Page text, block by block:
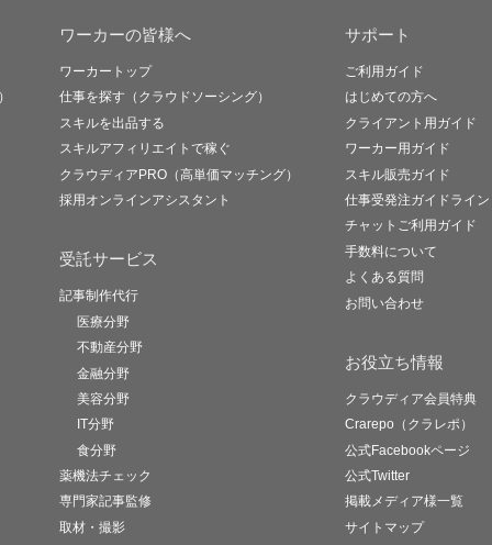
ワーカーの皆様へ
ワーカートップ
仕事を探す（クラウドソーシング）
スキルを出品する
スキルアフィリエイトで稼ぐ
クラウディアPRO（高単価マッチング）
採用オンラインアシスタント
受託サービス
記事制作代行
医療分野
不動産分野
金融分野
美容分野
IT分野
食分野
薬機法チェック
専門家記事監修
取材・撮影
サポート
ご利用ガイド
はじめての方へ
クライアント用ガイド
ワーカー用ガイド
スキル販売ガイド
仕事受発注ガイドライン
チャットご利用ガイド
手数料について
よくある質問
お問い合わせ
お役立ち情報
クラウディア会員特典
Crarepo（クラレポ）
公式Facebookページ
公式Twitter
掲載メディア様一覧
サイトマップ